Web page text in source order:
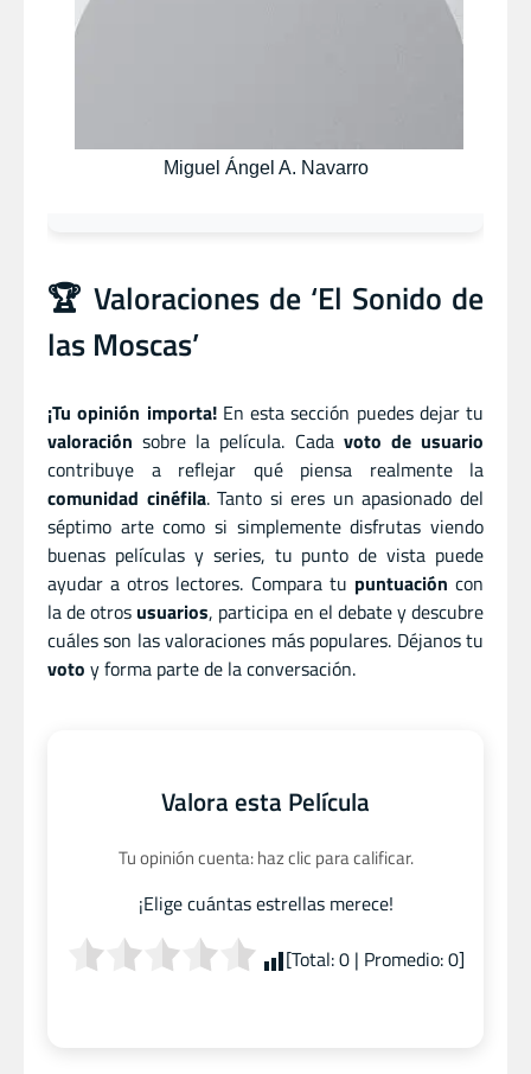
Miguel Ángel A. Navarro
🏆 Valoraciones de ‘El Sonido de
las Moscas’
¡Tu opinión importa!En esta sección puedes dejar tu
valoración sobre la película. Cada voto de usuario
contribuye a reflejar qué piensa realmente la
comunidad cinéfila. Tanto si eres un apasionado del
séptimo arte como si simplemente disfrutas viendo
buenas películas y series, tu punto de vista puede
ayudar a otros lectores. Compara tu puntuación con
la de otros usuarios, participa en el debate y descubre
cuáles son las valoraciones más populares. Déjanos tu
voto y forma parte de la conversación.
Valora esta Película
Tu opinión cuenta: haz clic para calificar.
¡Elige cuántas estrellas merece!
[Total:0| Promedio:0]